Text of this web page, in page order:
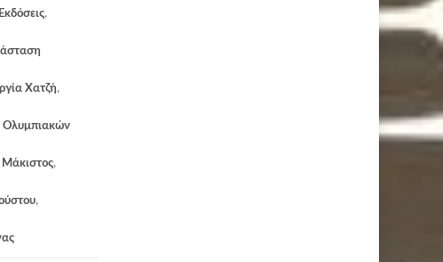
,
Χατζή,
Ολυμπιακών
Μάκιστος,
,